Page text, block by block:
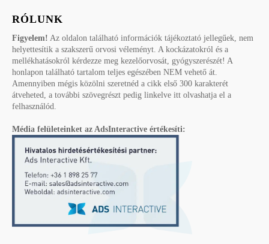
RÓLUNK
Figyelem! Az oldalon található információk tájékoztató jellegűek, nem
helyettesítik a szakszerű orvosi véleményt. A kockázatokról és a
mellékhatásokról kérdezze meg kezelőorvosát, gyógyszerészét! A
honlapon található tartalom teljes egészében NEM vehető át.
Amennyiben mégis közölni szeretnéd a cikk első 300 karakterét
átveheted, a további szövegrészt pedig linkelve itt olvashatja el a
felhasználód.
Média felületeinket az AdsInteractive értékesíti: